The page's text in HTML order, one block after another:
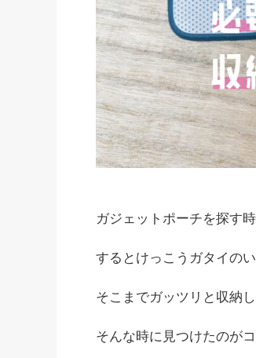
ガジェットポーチを探す
するとけっこうガタイの
そこまでガッツリと収納
そんな時に見つけたのがコ